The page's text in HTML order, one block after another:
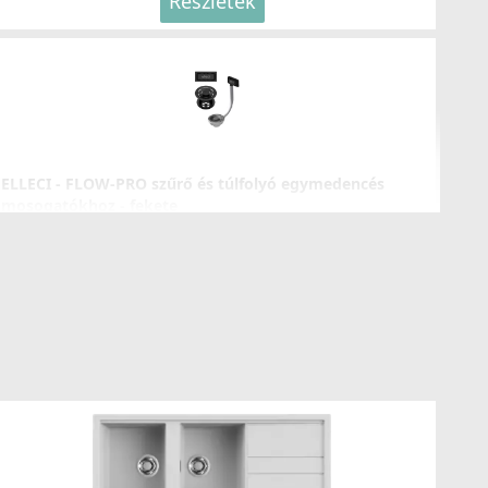
ELLECI - Csaptelep Stream Plus K86
119 990 Ft
Részletek
ELLECI - FLOW-PRO szűrő és túlfolyó egymedencés